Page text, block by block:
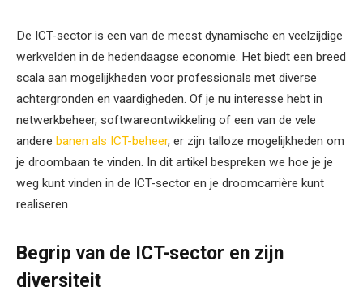
De ICT-sector is een van de meest dynamische en veelzijdige
werkvelden in de hedendaagse economie. Het biedt een breed
scala aan mogelijkheden voor professionals met diverse
achtergronden en vaardigheden. Of je nu interesse hebt in
netwerkbeheer, softwareontwikkeling of een van de vele
andere banen als ICT-beheer, er zijn talloze mogelijkheden om
je droombaan te vinden. In dit artikel bespreken we hoe je je
weg kunt vinden in de ICT-sector en je droomcarrière kunt
realiseren
Begrip van de ICT-sector en zijn
diversiteit